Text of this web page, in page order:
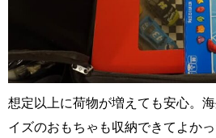
想定以上に荷物が増えても安心。
イズのおもちゃも収納できてよかっ